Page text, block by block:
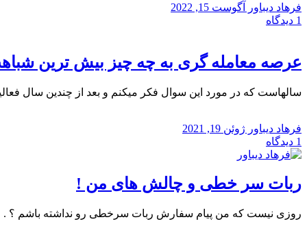
فرهاد دیباور
آگوست 15, 2022
1 دیدگاه
عرصه معامله گری به چه چیز بیش ترین
سالهاست که در مورد این سوال فکر میکنم و بعد از چندین سال
فرهاد دیباور ژوئن 19, 2021
1 دیدگاه
ربات سر خطی و چالش های من !
روزی نیست که من پیام سفارش ربات سرخطی رو نداشته باشم ؟ .